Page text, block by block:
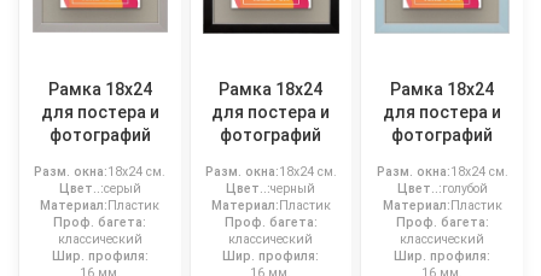
Рамка 18x24
для постера и
фотографий
Разм. окна:18x24 см.
Цвет..:серый
Материал: Пластик
Проф. багета:
классический
Шир. профиля:
Рамка 18x24
для постера и
фотографий
Разм. окна:18x24 см.
Цвет..:черный
Материал: Пластик
Проф. багета:
классический
Шир. профиля:
Рамка 18x24
для постера и
фотографий
Разм. окна:18x24 см.
Цвет..:голубой
Материал: Пластик
Проф. багета:
классический
Шир. профиля: